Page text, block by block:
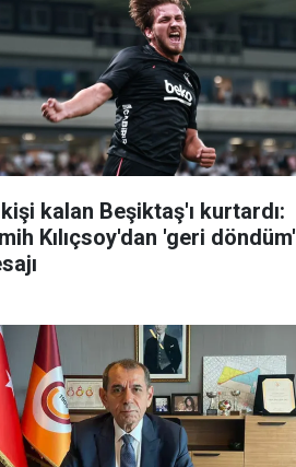
kalan Beşiktaş'ı kurtardı:
Kılıçsoy'dan 'geri döndüm'